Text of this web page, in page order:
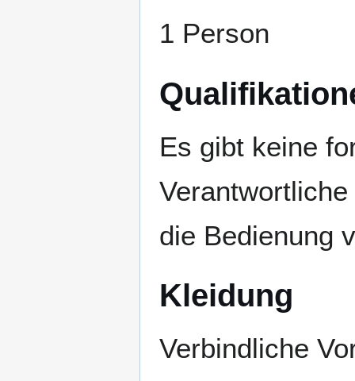
1 Person
Es gibt keine
die Bedienung
Kleidung
Verbindliche